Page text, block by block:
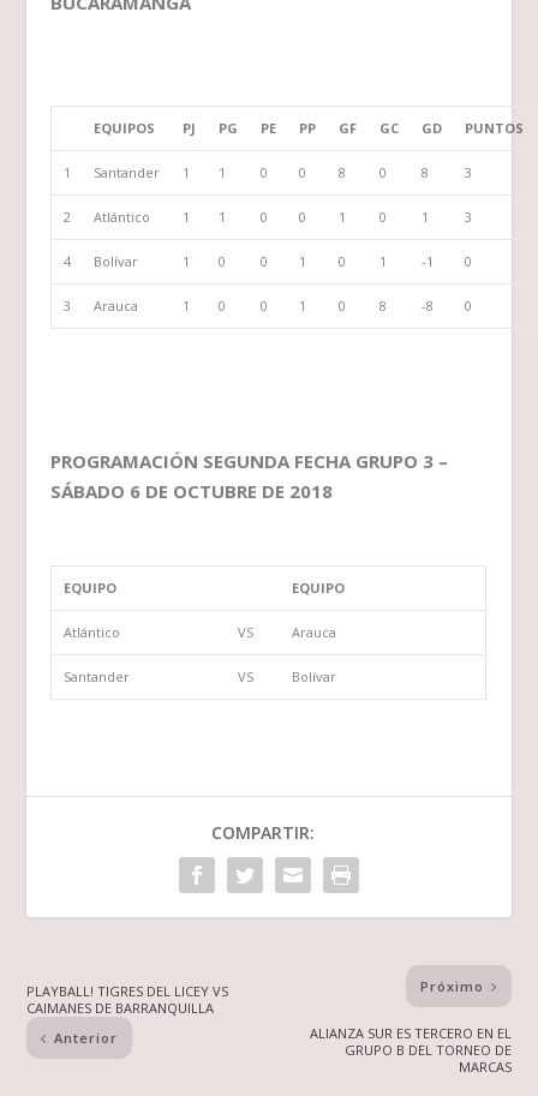
EQUIPOS PJ PG PE PP GF GC GD PUNTOS
1 Santander 1 1 0 0 8 0 8 3
2 Atlántico 1 1 0 0 1 0 1 3
4 Bolívar 1 0 0 1 0 1 -1 0
3 Arauca 1 0 0 1 0 8 -8 0
PROGRAMACIÓN SEGUNDA FECHA GRUPO 3 –
SÁBADO 6 DE OCTUBRE DE 2018
EQUIPO EQUIPO
Atlántico VS Arauca
Santander VS Bolívar
COMPARTIR:
PLAYBALL! TIGRES DEL LICEY VS
CAIMANES DE BARRANQUILLA
Anterior
Próximo
ALIANZA SUR ES TERCERO EN EL
GRUPO B DEL TORNEO DE
MARCAS